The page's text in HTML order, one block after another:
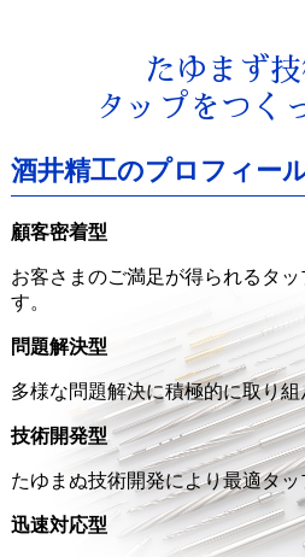
たゆまず
タップをつく
酒井精工のプロフィー
顧客密着型
お客さまのご満足が得られるタ
す。
問題解決型
多様な問題解決に積極的に取り
技術開発型
たゆまぬ技術開発により最適タッ
迅速対応型